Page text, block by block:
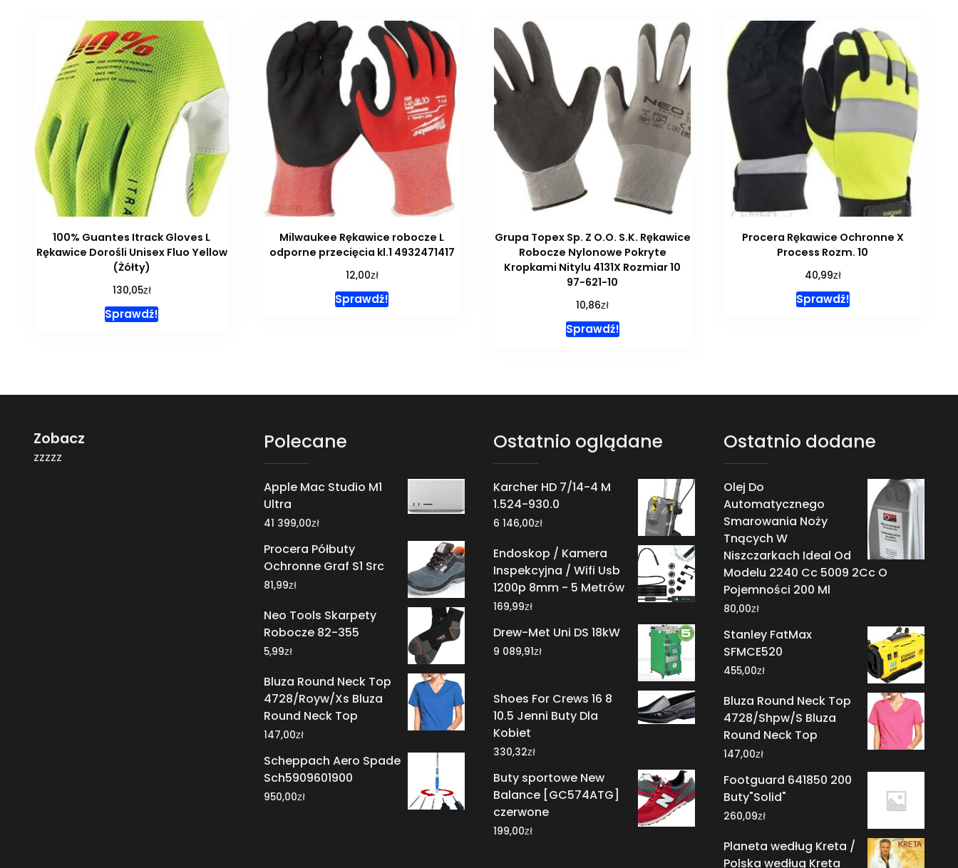
100% Guantes Itrack Gloves L
Rękawice Dorośli Unisex Fluo Yellow
(Żółty)
130,05zł
Sprawdź!
Milwaukee Rękawice robocze L
odporne przecięcia kl.1 4932471417
12,00zł
Sprawdź!
Grupa Topex Sp. Z O.O. S.K. Rękawice
Robocze Nylonowe Pokryte
Kropkami Nitylu 4131X Rozmiar 10
97-621-10
10,86zł
Sprawdź!
Procera Rękawice Ochronne X
Process Rozm. 10
40,99zł
Sprawdź!
Zobacz
zzzzz
Polecane
Apple Mac Studio M1
Ultra
41 399,00zł
Procera Półbuty
Ochronne Graf S1 Src
81,99zł
Neo Tools Skarpety
Robocze 82-355
5,99zł
Bluza Round Neck Top
4728/Royw/Xs Bluza
Round Neck Top
147,00zł
Scheppach Aero Spade
Sch5909601900
950,00zł
Ostatnio oglądane
Karcher HD 7/14-4 M
1.524-930.0
6 146,00zł
Endoskop / Kamera
Inspekcyjna / Wifi Usb
1200p 8mm - 5 Metrów
169,99zł
Drew-Met Uni DS 18kW
9 089,91zł
Shoes For Crews 16 8
10.5 Jenni Buty Dla
Kobiet
330,32zł
Buty sportowe New
Balance [GC574ATG]
czerwone
199,00zł
Ostatnio dodane
Olej Do
Automatycznego
Smarowania Noży
Tnących W
Niszczarkach Ideal Od
Modelu 2240 Cc 5009 2Cc O
Pojemności 200 Ml
80,00zł
Stanley FatMax
SFMCE520
455,00zł
Bluza Round Neck Top
4728/Shpw/S Bluza
Round Neck Top
147,00zł
Footguard 641850 200
Buty"Solid"
260,09zł
Planeta według Kreta /
Polska według Kreta